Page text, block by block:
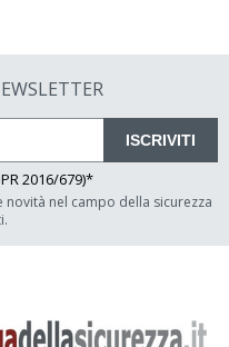
ISCRIVITI
2016/679)*
nel campo della sicurezza